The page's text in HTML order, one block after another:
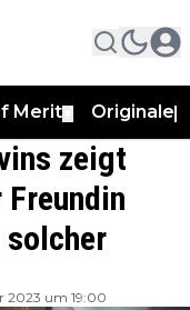
Merit Originale
zeigt
solcher
2023 um 19:00